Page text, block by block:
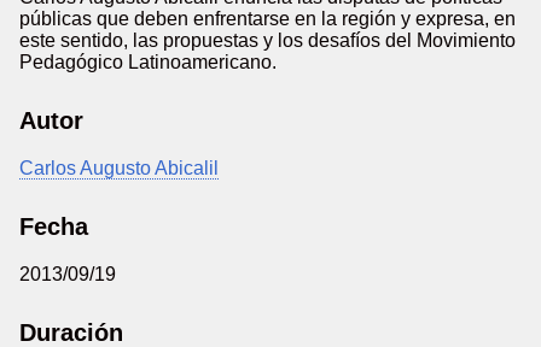
públicas que deben enfrentarse en la región y expresa, en
este sentido, las propuestas y los desafíos del Movimiento
Pedagógico Latinoamericano.
Autor
Carlos Augusto Abicalil
Fecha
2013/09/19
Duración